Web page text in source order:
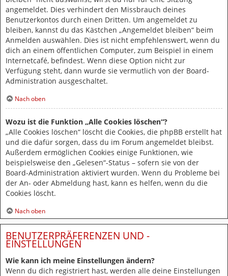
angemeldet. Dies verhindert den Missbrauch deines
Benutzerkontos durch einen Dritten. Um angemeldet zu
bleiben, kannst du das Kästchen „Angemeldet bleiben“ beim
Anmelden auswählen. Dies ist nicht empfehlenswert, wenn du
dich an einem öffentlichen Computer, zum Beispiel in einem
Internetcafé, befindest. Wenn diese Option nicht zur
Verfügung steht, dann wurde sie vermutlich von der Board-
Administration ausgeschaltet.
Nach oben
Wozu ist die Funktion „Alle Cookies löschen“?
„Alle Cookies löschen“ löscht die Cookies, die phpBB erstellt hat
und die dafür sorgen, dass du im Forum angemeldet bleibst.
Außerdem ermöglichen Cookies einige Funktionen, wie
beispielsweise den „Gelesen“-Status – sofern sie von der
Board-Administration aktiviert wurden. Wenn du Probleme bei
der An- oder Abmeldung hast, kann es helfen, wenn du die
Cookies löscht.
Nach oben
BENUTZERPRÄFERENZEN UND -
EINSTELLUNGEN
Wie kann ich meine Einstellungen ändern?
Wenn du dich registriert hast, werden alle deine Einstellungen